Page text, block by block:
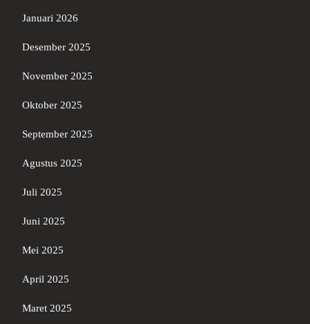
Januari 2026
Desember 2025
November 2025
Oktober 2025
September 2025
Agustus 2025
Juli 2025
Juni 2025
Mei 2025
April 2025
Maret 2025